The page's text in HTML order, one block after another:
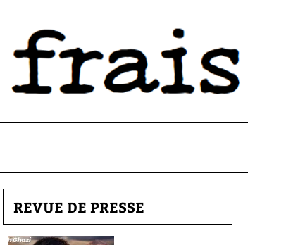
REVUE DE PRESSE